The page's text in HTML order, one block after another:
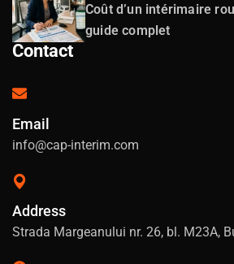
Coût d’un intérimaire
guide complet
Contact
Email
info@cap-interim.com
Address
Strada Margeanului nr. 26, bl. M23A,